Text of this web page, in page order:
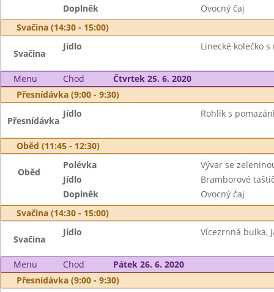
Doplněk
Ovocný čaj
Svačina (14:30 - 15:00)
Svačina
Jídlo Linecké kolečko
Menu Chod
Čtvrtek 25. 6. 2020
Přesnídávka (9:00 - 9:30)
Přesnídávka
Jídlo Rohlík s
Oběd (11:45 - 12:30)
Oběd
Polévka
Vývar se
Jídlo
Bramborové
Doplněk
Ovocný čaj
Svačina (14:30 - 15:00)
Svačina
Jídlo Vícezrnná bulka,
Menu Chod
Pátek 26. 6. 2020
Přesnídávka (9:00 - 9:30)